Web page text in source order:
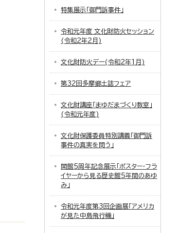
特集展示「御門訴事件」
令和元年度 文化財防火セッション
(令和2年2月)
文化財防火デー(令和2年1月)
第32回多摩郷土誌フェア
文化財講座「まゆだまづくり教室」
(令和元年度)
文化財保護委員特別講義「御門訴
事件の真実を問う」
開館5周年記念展示「ポスター・フラ
イヤーから見る歴史館5年間のあゆ
み」
令和元年度第3回企画展「アメリカ
が見た中島飛行機」